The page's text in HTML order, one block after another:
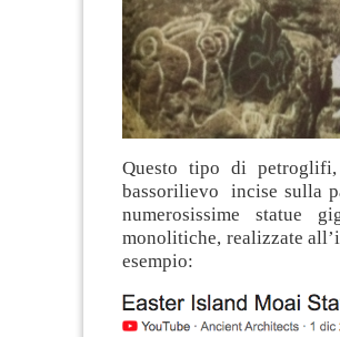
Questo tipo di
bassorilievo incise sulla
numerosissime statue
monolitiche, realizzate
esempio: